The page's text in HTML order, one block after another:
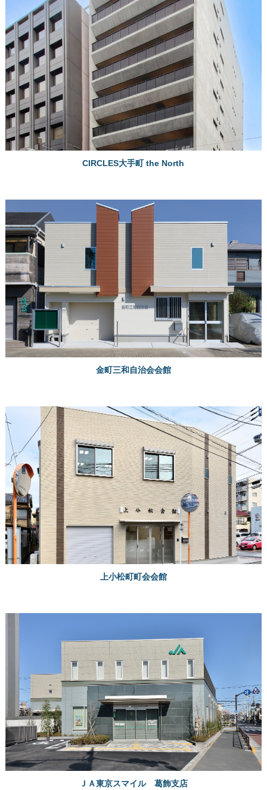
CIRCLES大手町 the North
金町三和自治会会館
上小松町町会会館
ＪＡ東京スマイル 葛飾支店